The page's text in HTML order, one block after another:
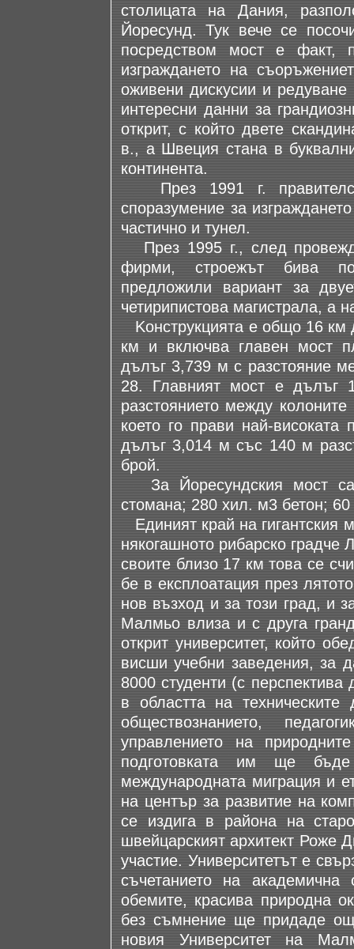
столицата на Дания,
Йоресунд. Тук вече се
посредством мост е факт,
изграждането на
оживени дискусии и редуване
интересни данни за
открит, с който двете
в., а Швеция стана в
континента.
През 1991 г.
споразумение за
частично и тунел.
През 1995 г., след
фирми, строежът бива
предложили вариант за
четирипистова магистрала, а
Kонструкцията е общо 16 км
км и включва главен мост
дълъг 3,739 м с разстояние
28. Главният мост е дълъг
разстоянието между
което го прави най-
дълъг 3,014 м със 140 м
брой.
За Йоресундския мост са
стомана; 280 хил. м3 бетон;
Единият край на гигантския
някогашното рибарско
своите близо 17 км това се
бе в експлоатация през
нов възход и за този град, и
Малмьо влиза и с друга
открит университет, който
висши учебни заведения, за
8000 студенти (с
в областта на техническите
обществознанието,
управлението на
подготовката им ще
международната миграция и
на център за развитие на
се издига в района на
швейцарският архитект Роже
участие. Университетът е
съчетанието на академична
обемите, красива природна
без съмнение ще придаде
новия Университет на